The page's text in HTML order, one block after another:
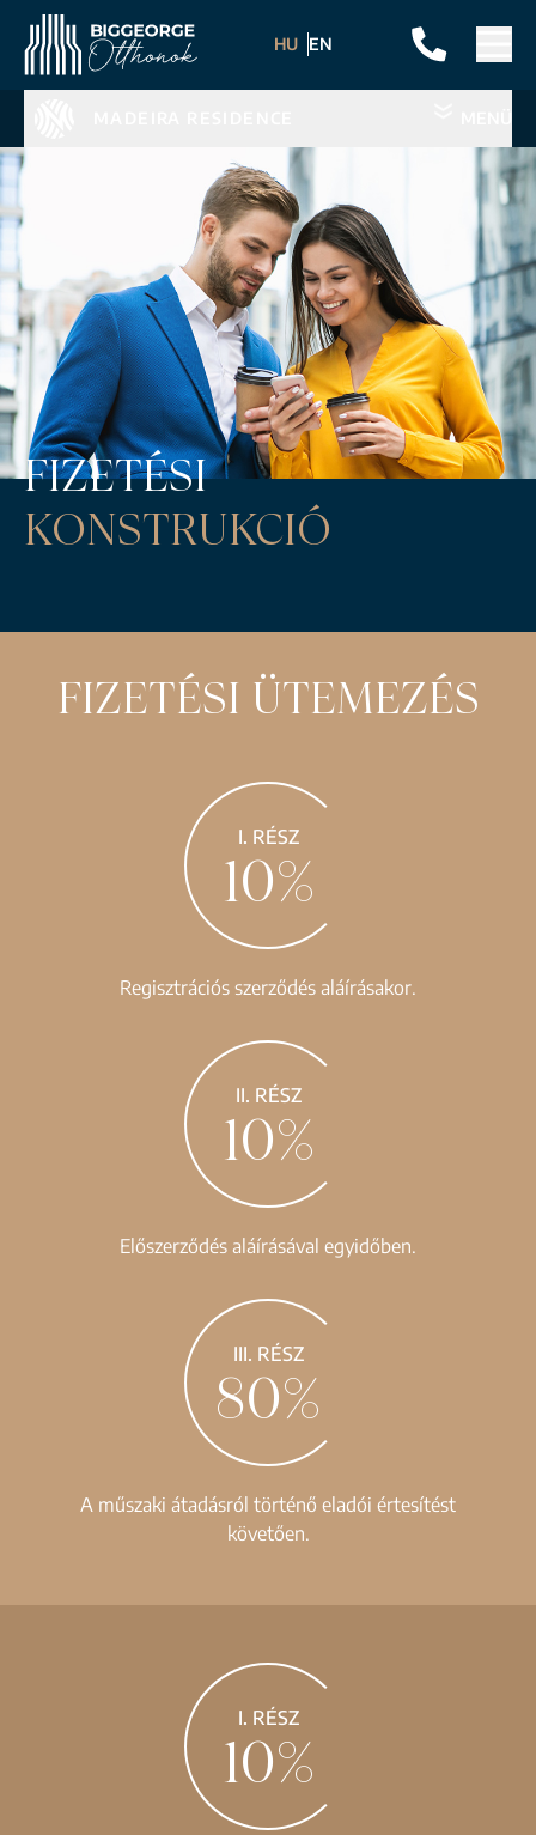
HU EN
FIZETÉSI
KONSTRUKCIÓ
FIZETÉSI ÜTEMEZÉS
I. RÉSZ
10%
Regisztrációs szerződés aláírásakor.
II. RÉSZ
10%
Előszerződés aláírásával egyidőben.
III. RÉSZ
80%
A műszaki átadásról történő eladói értesítést
követően.
I. RÉSZ
10%